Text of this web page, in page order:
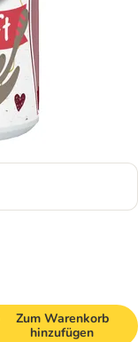
Zum Warenkorb
hinzufügen